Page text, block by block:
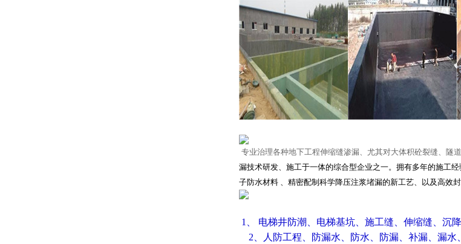
专业治理各种地下工程伸缩缝渗漏、尤其对大体积砼裂缝、隧
漏技术研发、施工于一体的综合型企业之一。拥有多年的施工
子防水材料 、精密配制科学降压注浆堵漏的新工艺、以及高效
1、 电梯井防潮、电梯基坑、施工缝、伸缩缝、沉
2、人防工程、防漏水、防水、防漏、补漏、漏水